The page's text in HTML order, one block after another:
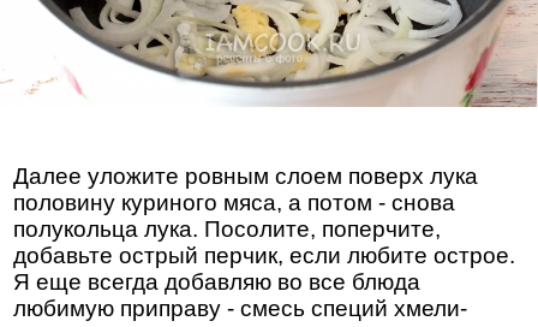
Далее уложите ровным слоем поверх лука
половину куриного мяса, а потом - снова
полукольца лука. Посолите, поперчите,
добавьте острый перчик, если любите острое.
Я еще всегда добавляю во все блюда
любимую приправу - смесь специй хмели-